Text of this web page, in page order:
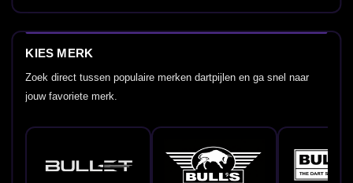
KIES MERK
Zoek direct tussen populaire merken dartpijlen en ga snel naar
jouw favoriete merk.